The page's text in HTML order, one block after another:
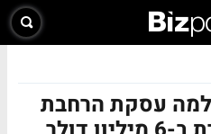
עסקת הרחבת